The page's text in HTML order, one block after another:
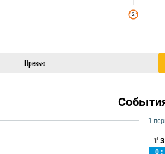
Превью
1
1'
0 :